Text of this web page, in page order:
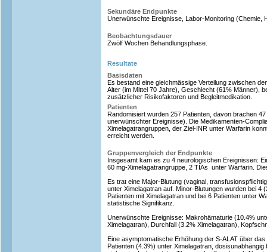
Sekundäre Endpunkte
Unerwünschte Ereignisse, Labor-Monitoring (Chemie,
Beobachtungsdauer
Zwölf Wochen Behandlungsphase.
Resultate
Basisdaten
Es bestand eine gleichmässige Verteilung zwischen
Alter (im Mittel 70 Jahre), Geschlecht (61% Männer),
zusätzlicher Risikofaktoren und Begleitmedikation.
Patienten
Randomisiert wurden 257 Patienten, davon brachen
unerwünschter Ereignisse). Die Medikamenten-
Ximelagatrangruppen, der Ziel-INR unter Warfarin
erreicht werden.
Gruppenvergleich der Endpunkte
Insgesamt kam es zu 4 neurologischen Ereignissen:
60 mg-Ximelagatrangruppe, 2 TIAs unter Warfarin.
Es trat eine Major-Blutung (vaginal,
unter Ximelagatran auf. Minor-Blutungen wurden bei 4
Patienten mit Ximelagatran und bei 6 Patienten unter
statistische Signifikanz.
Unerwünschte Ereignisse: Makrohämaturie (10.4%
Ximelagatran), Durchfall (3.2% Ximelagatran),
Eine asymptomatische Erhöhung der S-ALAT über
Patienten (4.3%) unter Ximelagatran,